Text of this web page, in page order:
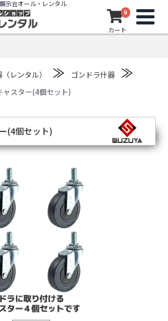
示会オール・レンタル
0
カート
レンタル） ≫ ゴンドラ什器 ≫
ャスター(4個セット)
(4個セット)